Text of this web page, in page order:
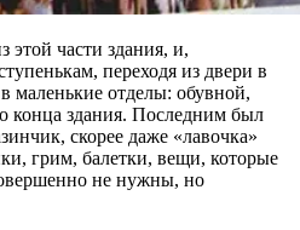
части здания, и,
переходя из двери в
маленькие отделы: обувной,
конца здания. Последним был
скорее даже «лавочка»
грим, балетки, вещи, которые
не нужны, но